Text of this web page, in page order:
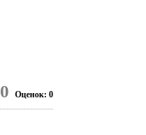
0 Оценок: 0